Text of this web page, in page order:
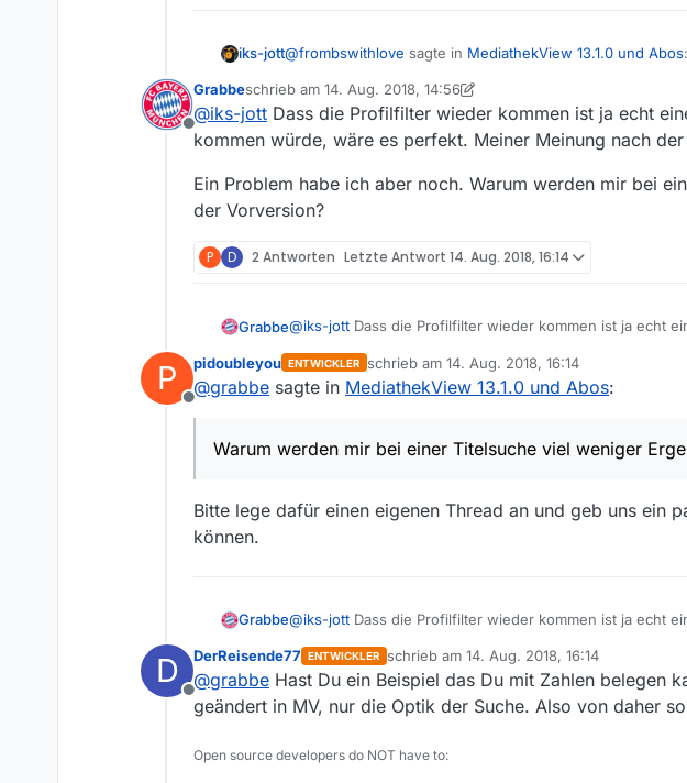
iks-jott@frombswithlove sagte in MediathekView 13.1.0 und Abos:
Daher meine Bitte an die Entwickler, wohlwollend eine
Das hat einer der Entwickler,@ DerReisende77,hier in
Gruß
Offline
Grabbeschrieb am 14. Aug. 2018, 14:56
zuletzt editiert von Grabbe
@iks-jott Dass die Profilfilter wieder kommen ist ja echt
kommen würde, wäre es perfekt. Meiner Meinung nach
Ein Problem habe ich aber noch. Warum werden mir bei
der Vorversion?
P D 2 Antworten Letzte Antwort 14. Aug. 2018, 16:14
Grabbe@iks-jott Dass die Profilfilter wieder kommen ist ja echt
Ein Problem habe ich aber noch. Warum werden mir bei
Vorversion?
P
Offline
pidoubleyou ENTWICKLER schrieb am 14. Aug. 2018, 16:14
zuletzt editiert von
@grabbe sagte in MediathekView 13.1.0 und Abos:
Warum werden mir bei einer Titelsuche viel weniger
Bitte lege dafür einen eigenen Thread an und geb uns ein
können.
Grabbe@iks-jott Dass die Profilfilter wieder kommen ist ja echt
Ein Problem habe ich aber noch. Warum werden mir bei
Vorversion?
D
Offline
DerReisende77 ENTWICKLER schrieb am 14. Aug. 2018, 16:14
zuletzt editiert von
@grabbe Hast Du ein Beispiel das Du mit Zahlen belegen
geändert in MV, nur die Optik der Suche. Also von daher
Open source developers do NOT have to: